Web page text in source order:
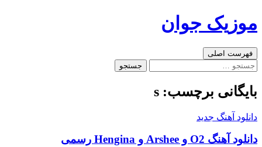
به
موزیک جوان
جست‌وجو
فهرست اصلی
جستجو
بایگانی برچسب: s
دانلود آهنگ جدید
دانلود آهنگ O2 و Arshee و Hengina رسمی